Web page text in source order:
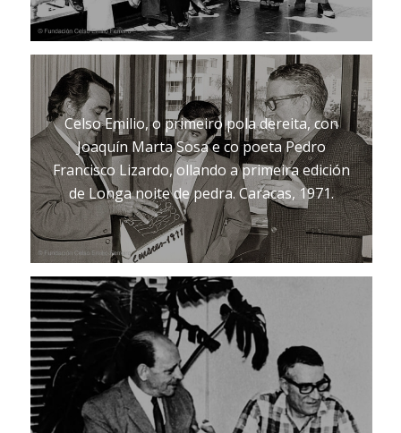
Celso Emilio, o primeiro pola dereita, con
Joaquín Marta Sosa e co poeta Pedro
Francisco Lizardo, ollando a primeira edición
de Longa noite de pedra. Caracas, 1971.